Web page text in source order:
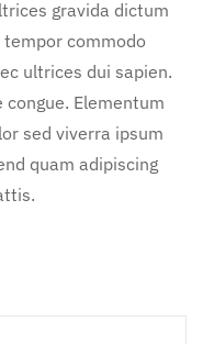
gravida dictum
commodo
ultrices dui sapien.
Elementum
sed viverra ipsum
quam adipiscing